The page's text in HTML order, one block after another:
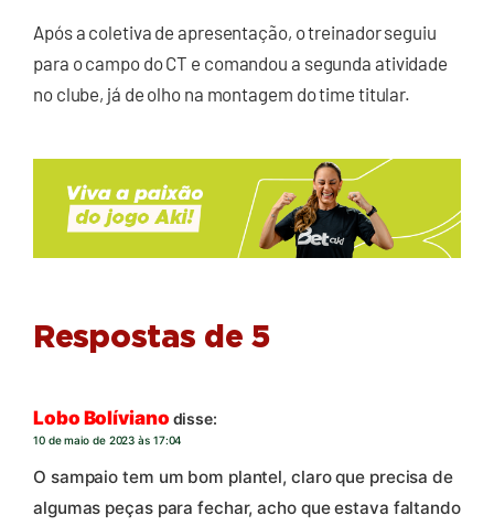
Após a coletiva de apresentação, o treinador seguiu
para o campo do CT e comandou a segunda atividade
no clube, já de olho na montagem do time titular.
Respostas de 5
Lobo Bolíviano disse:
10 de maio de 2023 às 17:04
O sampaio tem um bom plantel, claro que precisa de
algumas peças para fechar, acho que estava faltando